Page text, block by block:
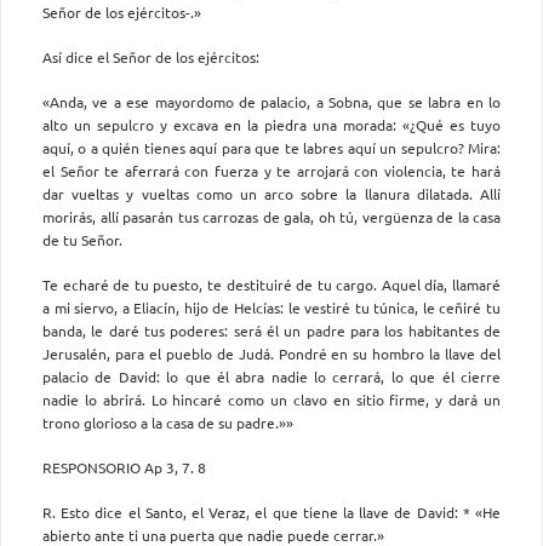
Señor de los ejércitos-.»
Así dice el Señor de los ejércitos:
«Anda, ve a ese mayordomo de palacio, a Sobna, que se labra en lo
alto un sepulcro y excava en la piedra una morada: «¿Qué es tuyo
aquí, o a quién tienes aquí para que te labres aquí un sepulcro? Mira:
el Señor te aferrará con fuerza y te arrojará con violencia, te hará
dar vueltas y vueltas como un arco sobre la llanura dilatada. Allí
morirás, allí pasarán tus carrozas de gala, oh tú, vergüenza de la casa
de tu Señor.
Te echaré de tu puesto, te destituiré de tu cargo. Aquel día, llamaré
a mi siervo, a Eliacín, hijo de Helcías: le vestiré tu túnica, le ceñiré tu
banda, le daré tus poderes: será él un padre para los habitantes de
Jerusalén, para el pueblo de Judá. Pondré en su hombro la llave del
palacio de David: lo que él abra nadie lo cerrará, lo que él cierre
nadie lo abrirá. Lo hincaré como un clavo en sitio firme, y dará un
trono glorioso a la casa de su padre.»»
RESPONSORIO Ap 3, 7. 8
R. Esto dice el Santo, el Veraz, el que tiene la llave de David: * «He
abierto ante ti una puerta que nadie puede cerrar.»